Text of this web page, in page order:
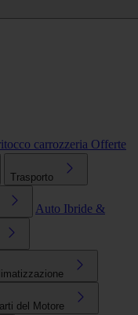
carrozzeria Offerte
Trasporto
Auto Ibride &
del Motore